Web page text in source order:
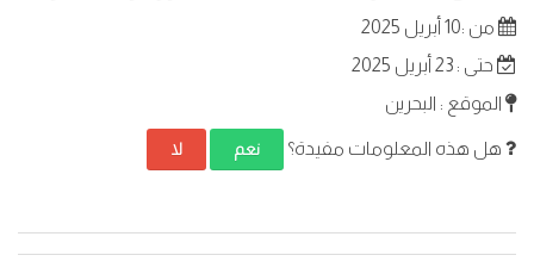
من :10 أبريل 2025
حتى : 23 أبريل 2025
الموقع : البحرين
هل هذه المعلومات مفيدة؟ نعم لا